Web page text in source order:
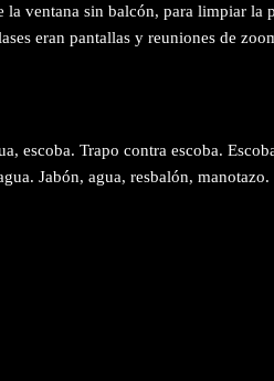
la ventana sin balcón, para limpiar la
eran pantallas y reuniones de
escoba. Trapo contra escoba.
Jabón, agua, resbalón, manotazo.